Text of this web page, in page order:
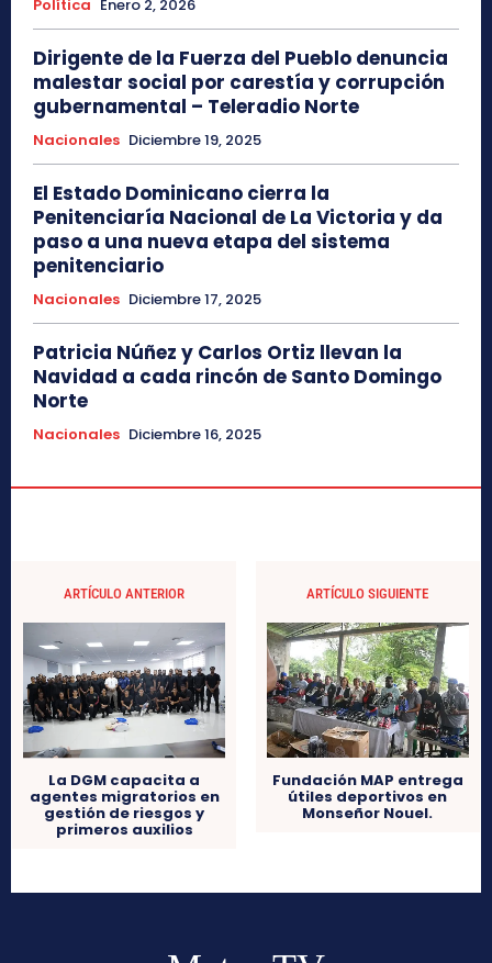
Política Enero 2, 2026
Dirigente de la Fuerza del Pueblo denuncia
malestar social por carestía y corrupción
gubernamental – Teleradio Norte
Nacionales Diciembre 19, 2025
El Estado Dominicano cierra la
Penitenciaría Nacional de La Victoria y da
paso a una nueva etapa del sistema
penitenciario
Nacionales Diciembre 17, 2025
Patricia Núñez y Carlos Ortiz llevan la
Navidad a cada rincón de Santo Domingo
Norte
Nacionales Diciembre 16, 2025
ARTÍCULO ANTERIOR
La DGM capacita a
agentes migratorios en
gestión de riesgos y
primeros auxilios
ARTÍCULO SIGUIENTE
Fundación MAP entrega
útiles deportivos en
Monseñor Nouel.